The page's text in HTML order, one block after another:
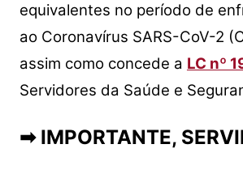
equivalentes no período de
ao Coronavírus SARS-CoV-2
assim como concede a LC nº
Servidores da Saúde e
➡ IMPORTANTE,